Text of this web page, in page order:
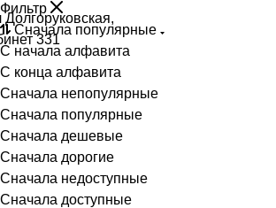
331
Фильтр
Сначала популярные
С начала алфавита
С конца алфавита
Сначала непопулярные
Сначала популярные
Сначала дешевые
Сначала дорогие
Сначала недоступные
Сначала доступные